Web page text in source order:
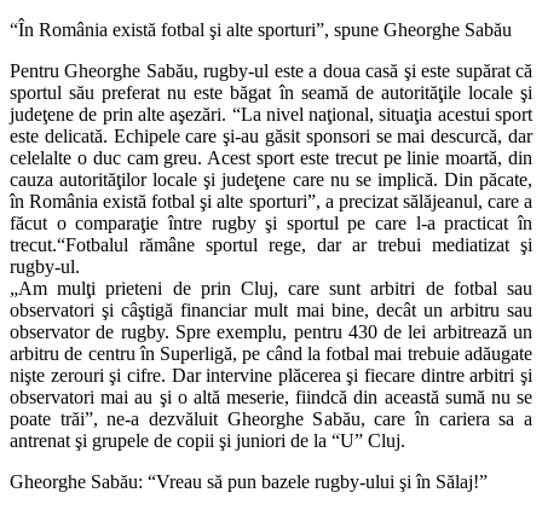
“În România există fotbal şi alte sporturi”, spune Gheorghe Sabău
Pentru Gheorghe Sabău, rugby-ul este a doua casă şi este supărat că
sportul său preferat nu este băgat în seamă de autorităţile locale şi
judeţene de prin alte aşezări. “La nivel naţional, situaţia acestui sport
este delicată. Echipele care şi-au găsit sponsori se mai descurcă, dar
celelalte o duc cam greu. Acest sport este trecut pe linie moartă, din
cauza autorităţilor locale şi judeţene care nu se implică. Din păcate,
în România există fotbal şi alte sporturi”, a precizat sălăjeanul, care a
făcut o comparaţie între rugby şi sportul pe care l-a practicat în
trecut.“Fotbalul rămâne sportul rege, dar ar trebui mediatizat şi
rugby-ul.
„Am mulţi prieteni de prin Cluj, care sunt arbitri de fotbal sau
observatori şi câştigă financiar mult mai bine, decât un arbitru sau
observator de rugby. Spre exemplu, pentru 430 de lei arbitrează un
arbitru de centru în Superligă, pe când la fotbal mai trebuie adăugate
nişte zerouri şi cifre. Dar intervine plăcerea şi fiecare dintre arbitri şi
observatori mai au şi o altă meserie, fiindcă din această sumă nu se
poate trăi”, ne-a dezvăluit Gheorghe Sabău, care în cariera sa a
antrenat şi grupele de copii şi juniori de la “U” Cluj.
Gheorghe Sabău: “Vreau să pun bazele rugby-ului şi în Sălaj!”